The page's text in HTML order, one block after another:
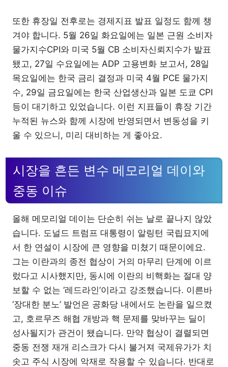
또한 휴장일 전후로는 경제지표 발표 일정도 함께 챙
겨야 합니다. 5월 26일 화요일에는 일본 근원 소비자
물가지수CPI와 미국 5월 CB 소비자신뢰지수가 발표
됐고, 27일 수요일에는 ADP 고용변화 보고서, 28일
목요일에는 한국 금리 결정과 미국 4월 PCE 물가지
수, 29일 금요일에는 한국 산업생산과 일본 도쿄 CPI
등이 대기하고 있었습니다. 이런 지표들이 휴장 기간
누적된 뉴스와 함께 시장에 반영되면서 변동성을 키
울 수 있으니, 미리 대비하는 게 좋아요.
시장을 흔든 변수 메모리얼 데이와
중동 이슈
올해 메모리얼 데이는 단순히 쉬는 날로 끝나지 않았
습니다. 도널드 트럼프 대통령이 알링턴 국립묘지에
서 한 연설이 시장에 큰 영향을 미쳤기 때문이에요.
그는 이란과의 종전 협상이 거의 마무리 단계에 이르
렀다고 시사했지만, 동시에 이란의 비핵화는 절대 양
보할 수 없는 ‘레드라인’이라고 강조했습니다. 이른바
‘장대한 분노’ 발언은 공화당 내에서도 논란을 일으켰
고, 호르무즈 해협 개방과 핵 문제를 맞바꾸는 딜이
성사될지가 관건이 됐습니다. 만약 협상이 결렬되면
중동 전쟁 재개 리스크가 다시 불거져 국제유가가 치
솟고 주식 시장에 악재로 작용할 수 있습니다. 반대로